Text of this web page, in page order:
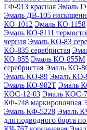
ГФ-913 красная Эмаль
Эмаль ДВ-105
КО-1012 Эмаль КО-1158
Эмаль КО-8111
черная Эмаль КО-83
КО-835 серебристая
КО-855 Эмаль КО-855М
серебристая Эмаль КО-
Эмаль КО-89 Эмаль КО-
Эмаль КО-982Т Эмаль
КОС-12-03 Эмаль КОС-
КФ-248 маркировочная
Эмаль КФ-5228 Эмаль
для подводного борта